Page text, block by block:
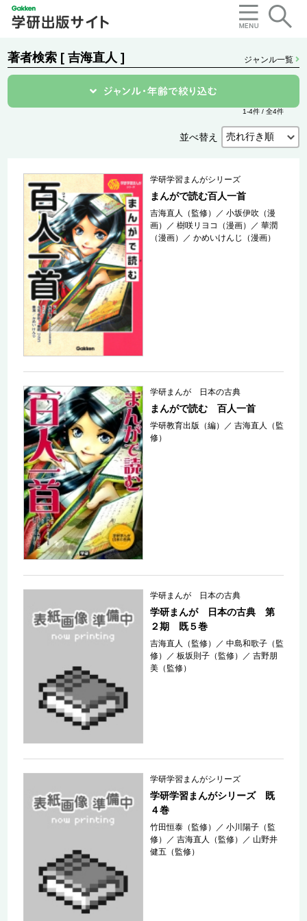
著者検索 [ 吉海直人 ] ジャンル一覧
1-4件 / 全4件
並べ替え
学研学習まんがシリーズ
まんがで読む百人一首
吉海直人（監修） ／小坂伊吹（漫
画）
／樹咲リヨコ（漫画） ／華潤
（漫画）
／かめいけんじ（漫画）
学研まんが 日本の古典
まんがで読む 百人一首
学研教育出版（編） ／吉海直人（監
修）
学研まんが 日本の古典
学研まんが 日本の古典 第
２期 既５巻
吉海直人（監修） ／中島和歌子（監
修）
／板坂則子（監修） ／吉野朋
美（監修）
学研学習まんがシリーズ
学研学習まんがシリーズ 既
４巻
竹田恒泰（監修） ／小川陽子（監
修）
／吉海直人（監修） ／ 山野井
健五（監修）